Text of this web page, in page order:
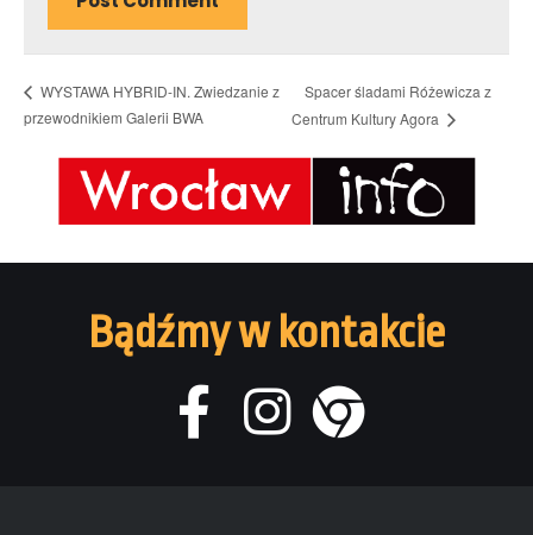
WYSTAWA HYBRID-IN. Zwiedzanie z
przewodnikiem Galerii BWA
Spacer śladami Różewicza z
Centrum Kultury Agora
Bądźmy w kontakcie